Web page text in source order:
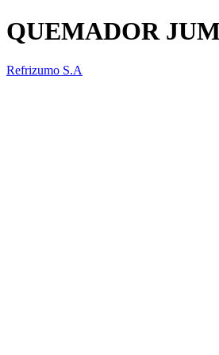
QUEMADOR
Refrizumo S.A